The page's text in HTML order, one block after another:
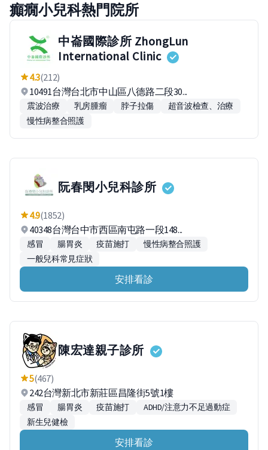
癲癇小兒科熱門院所
中崙國際診所 ZhongLun
International Clinic
4.3(212)
10491台灣台北市中山區八德路二段30...
震波治療 乳房腫瘤 脖子拉傷
超音波檢查、治療
慢性病整合照護
阮春閔小兒科診所
4.9(1852)
40348台灣台中市西區南屯路一段148...
感冒 腸胃炎 疫苗施打
慢性病整合照護
一般兒科常見症狀
安排看診
陳宏達親子診所
5(467)
242台灣新北市新莊區昌隆街5號1樓
感冒 腸胃炎 疫苗施打
ADHD/注意力不足過動症
新生兒健檢
安排看診